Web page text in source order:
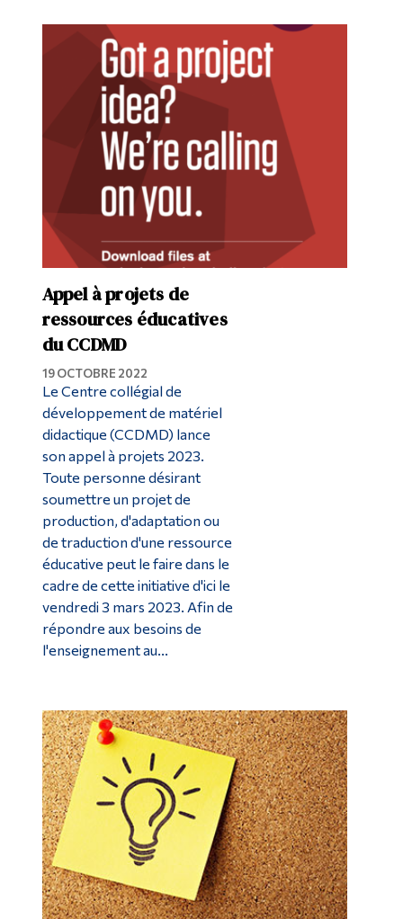
Appel à projets de
ressources éducatives
du CCDMD
19 OCTOBRE 2022
Le Centre collégial de
développement de matériel
didactique (CCDMD) lance
son appel à projets 2023.
Toute personne désirant
soumettre un projet de
production, d'adaptation ou
de traduction d'une ressource
éducative peut le faire dans le
cadre de cette initiative d'ici le
vendredi 3 mars 2023. Afin de
répondre aux besoins de
l'enseignement au...
Étudiants actuels
Corps enseignant et
personnel administratif
Diplômé·es et visiteur·euses